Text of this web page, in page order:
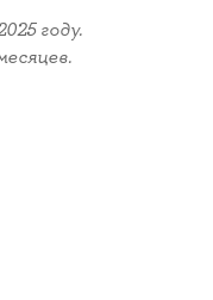
году.